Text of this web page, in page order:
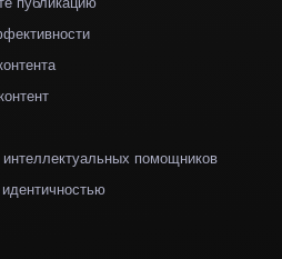
помощников